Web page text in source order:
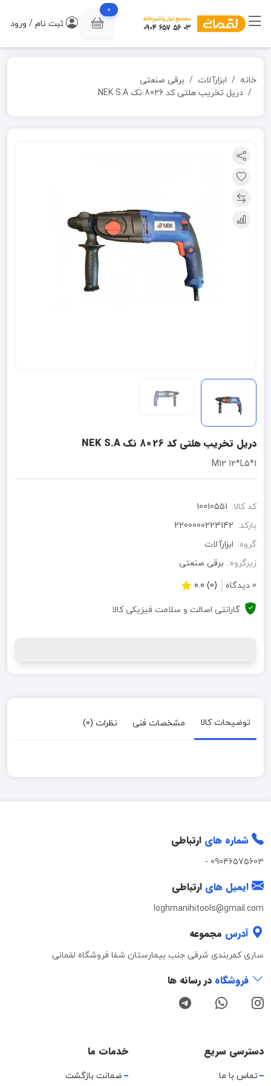
0
ثبت نام / ورود
خانه ابزارآلات
برقی صنعتی
دریل تخریب هلتی کد 8026 نک NEK S.A
دریل تخریب هلتی کد 8026 نک NEK S.A
1*M12 12*L5
کد کالا: 10010551
بارکد: 2200000223142
گروه: ابزارآلات
زیرگروه: برقی صنعتی
0 دیدگاه
(0) 0.0
گارانتی اصالت و سلامت فیزیکی کالا
توضیحات کالا مشخصات فنی نظرات (0)
شماره های ارتباطی
09046575603
-
ایمیل های ارتباطی
loghmanihitools@gmail.com
آدرس مجموعه
ساری کمربندی شرقی جنب بیمارستان شفا فروشگاه لقمانی
فروشگاه در رسانه ها
دسترسی سریع
تماس با ما
خدمات ما
ضمانت بازگشت